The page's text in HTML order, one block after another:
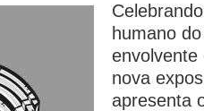
humano
nova
apresenta